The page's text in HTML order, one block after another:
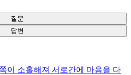
질문
답변
이 소홀해져 서로간에 마음을 다